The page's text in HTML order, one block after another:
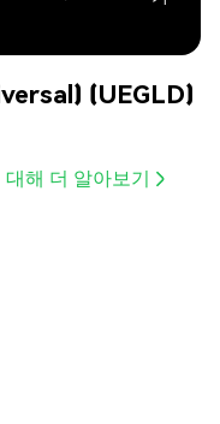
(UEGLD)
해 더 알아보기